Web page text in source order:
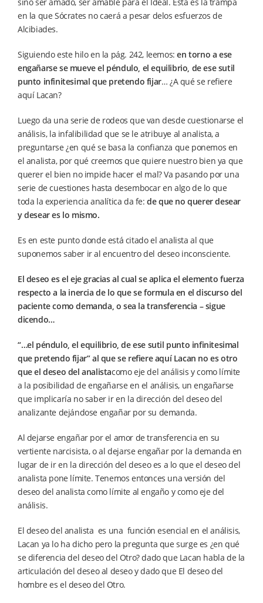
en la que Sócrates no caerá a pesar delos esfuerzos de
Alcibiades.
Siguiendo este hilo en la pág. 242, leemos:en torno a ese
engañarse se mueve el péndulo, el equilibrio, de ese sutil
punto infinitesimal que pretendo fijar… ¿A qué se refiere
aquí Lacan?
Luego da una serie de rodeos que van desde cuestionarse el
análisis, la infalibilidad que se le atribuye al analista, a
preguntarse ¿en qué se basa la confianza que ponemos en
el analista, por qué creemos que quiere nuestro bien ya que
querer el bien no impide hacer el mal? Va pasando por una
serie de cuestiones hasta desembocar en algo de lo que
toda la experiencia analítica da fe:de que no querer desear
y desear es lo mismo.
Es en este punto donde está citado el analista al que
suponemos saber ir al encuentro del deseo inconsciente.
El deseo es el eje gracias al cual se aplica el elemento fuerza
respecto a la inercia de lo que se formula en el discurso del
paciente como demanda, o sea la transferencia – sigue
dicendo…
“…el péndulo, el equilibrio, de ese sutil punto infinitesimal
que pretendo fijar” al que se refiere aquí Lacan no es otro
que el deseo del analistacomo eje del análisis y como límite
a la posibilidad de engañarse en el análisis, un engañarse
que implicaría no saber ir en la dirección del deseo del
analizante dejándose engañar por su demanda.
Al dejarse engañar por el amor de transferencia en su
vertiente narcisista, o al dejarse engañar por la demanda en
lugar de ir en la dirección del deseo es a lo que el deseo del
analista pone límite. Tenemos entonces una versión del
deseo del analista como límite al engaño y como eje del
análisis.
El deseo del analista es una función esencial en el análisis,
Lacan ya lo ha dicho pero la pregunta que surge es ¿en qué
se diferencia del deseo del Otro? dado que Lacan habla de la
articulación del deseo al deseo y dado que El deseo del
hombre es el deseo del Otro.